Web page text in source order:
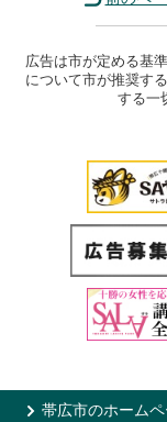
広告は市が定める基
について市が推奨す
する一
帯広市のホーム